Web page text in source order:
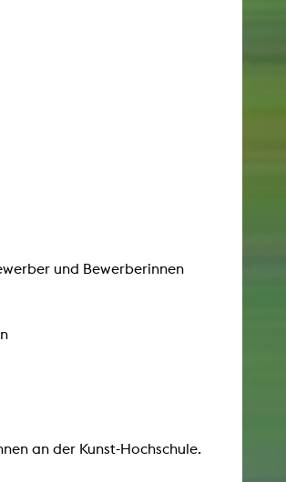
und Bewerberinnen
an der Kunst-Hochschule.